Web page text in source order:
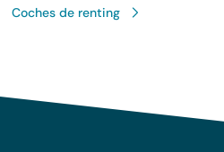
Coches de renting